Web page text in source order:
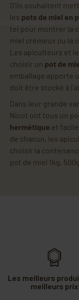
S’ils souhaitent
les pots de miel en
tel pour montrer la
miel crémeux ou la
Les apiculteurs et
choisir un pot de
emballage apporte
doit être stocké à
Dans leur grande
Nicot ont tous un
hermétique et
de chacun, les
choisir la
pot de miel 1kg,
Les meilleurs
meilleurs prix